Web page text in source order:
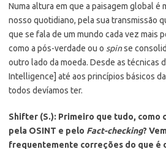
Numa altura em que a paisagem global é
nosso quotidiano, pela sua transmissão
que se fala de um mundo cada vez mais
como a pós-verdade ou o spinse
outro lado da moeda. Desde as técnicas
Intelligence] até aos princípios básicos
todos devíamos ter.
Shifter (S.): Primeiro que tudo, como
pela OSINT e pelo Fact-checking?
frequentemente correções do que é